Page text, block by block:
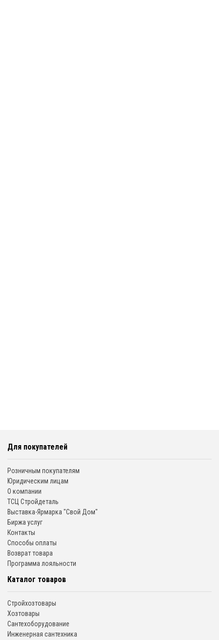
Для покупателей
Розничным покупателям
Юридическим лицам
О компании
ТСЦ Стройдеталь
Выставка-Ярмарка "Свой Дом"
Биржа услуг
Контакты
Способы оплаты
Возврат товара
Программа лояльности
Каталог товаров
Стройхозтовары
Хозтовары
Сантехоборудование
Инженерная сантехника